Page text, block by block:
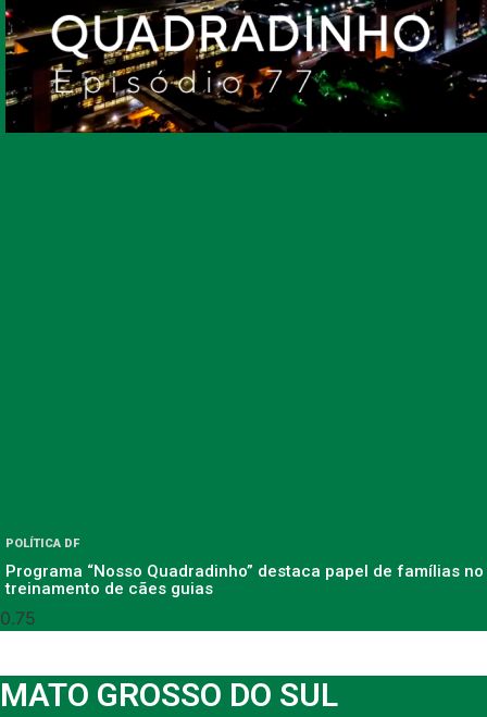
POLÍTICA DF
Programa “Nosso Quadradinho” destaca papel de famílias no
treinamento de cães guias
MATO GROSSO DO SUL